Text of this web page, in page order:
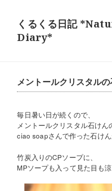
くるくる日記
Diary*
メントールクリスタル
毎日暑い日が続くので、
メントールクリスタル石けん
ciao soapさんで作った石け
竹炭入りのCPソープに、
MPソープも入って見た目も